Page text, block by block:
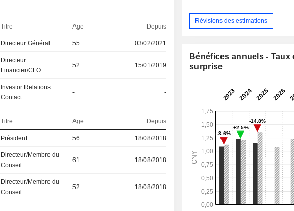
Titre Age Depuis
Directeur Général 55 03/02/2021
Directeur
Financier/CFO
52 15/01/2019
Investor Relations
Contact
- -
Titre Age Depuis
Président 56 18/08/2018
Directeur/Membre du
Conseil
61 18/08/2018
Directeur/Membre du
Conseil
52 18/08/2018
Révisions des estimations
Bénéfices annuels - Taux
surprise